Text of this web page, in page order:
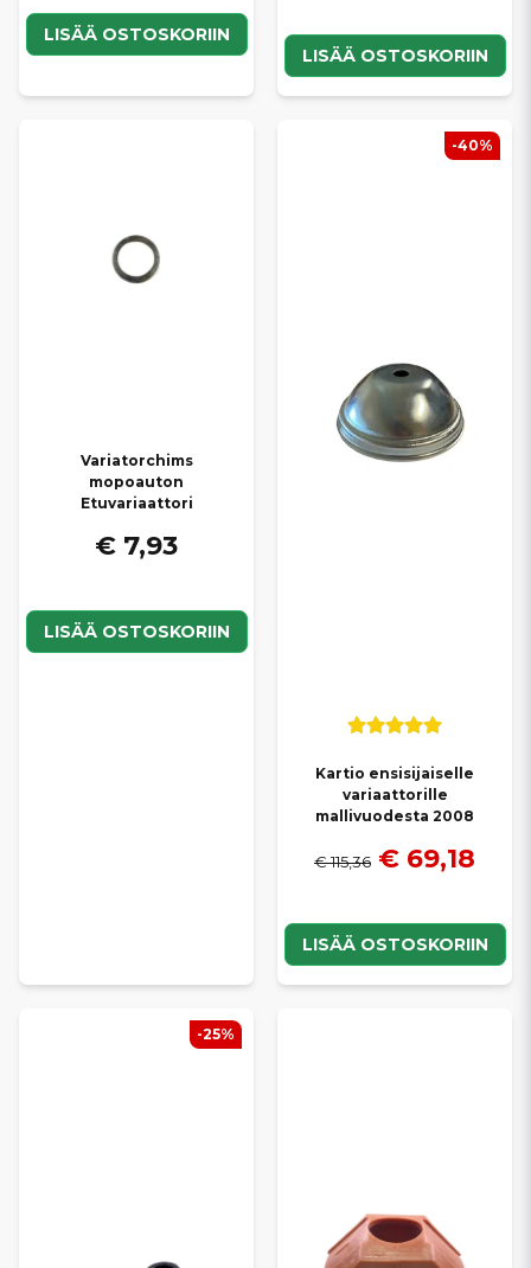
LISÄÄ OSTOSKORIIN
LISÄÄ OSTOSKORIIN
Variatorchims
mopoauton
Etuvariaattori
€ 7,93
LISÄÄ OSTOSKORIIN
Kartio ensisijaiselle
variaattorille
mallivuodesta 2008
€ 115,36 € 69,18
LISÄÄ OSTOSKORIIN
-40%
-25%